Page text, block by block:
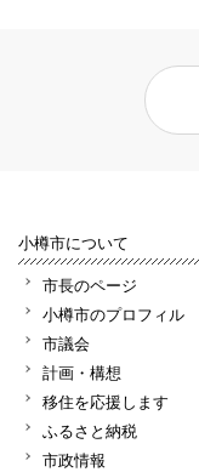
小樽市について
市長のページ
小樽市のプロフィル
市議会
計画・構想
移住を応援します
ふるさと納税
市政情報